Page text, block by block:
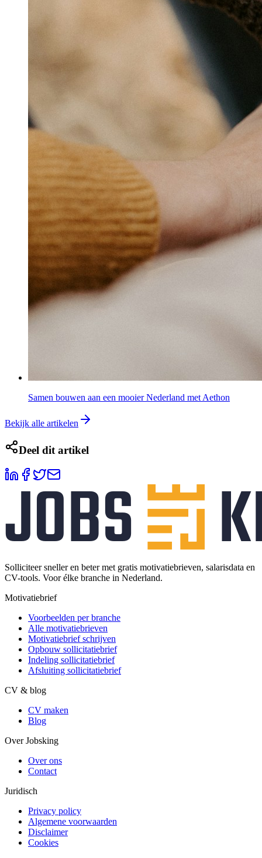
Samen bouwen aan een mooier Nederland met Aethon
Bekijk alle artikelen
Deel dit artikel
Solliciteer sneller en beter met gratis motivatiebrieven, salarisdata en
CV-tools. Voor élke branche in Nederland.
Motivatiebrief
Voorbeelden per branche
Alle motivatiebrieven
Motivatiebrief schrijven
Opbouw sollicitatiebrief
Indeling sollicitatiebrief
Afsluiting sollicitatiebrief
CV & blog
CV maken
Blog
Over Jobsking
Over ons
Contact
Juridisch
Privacy policy
Algemene voorwaarden
Disclaimer
Cookies